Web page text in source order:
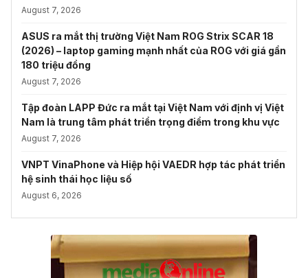
August 7, 2026
ASUS ra mắt thị trường Việt Nam ROG Strix SCAR 18
(2026) – laptop gaming mạnh nhất của ROG với giá gần
180 triệu đồng
August 7, 2026
Tập đoàn LAPP Đức ra mắt tại Việt Nam với định vị Việt
Nam là trung tâm phát triển trọng điểm trong khu vực
August 7, 2026
VNPT VinaPhone và Hiệp hội VAEDR hợp tác phát triển
hệ sinh thái học liệu số
August 6, 2026